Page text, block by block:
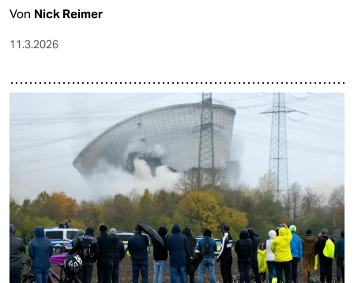
Von Nick Reimer
11.3.2026